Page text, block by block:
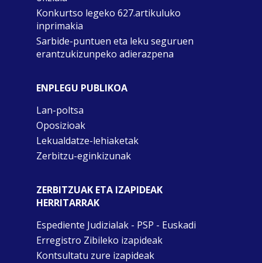
Konkurtso legeko 627.artikuluko
inprimakia
Sarbide-puntuen eta leku seguruen
erantzukizunpeko adierazpena
ENPLEGU PUBLIKOA
Lan-poltsa
Oposizioak
Lekualdatze-lehiaketak
Zerbitzu-eginkizunak
ZERBITZUAK ETA IZAPIDEAK
HERRITARRAK
Espediente Judizialak - PSP - Euskadi
Erregistro Zibileko izapideak
Kontsultatu zure izapideak